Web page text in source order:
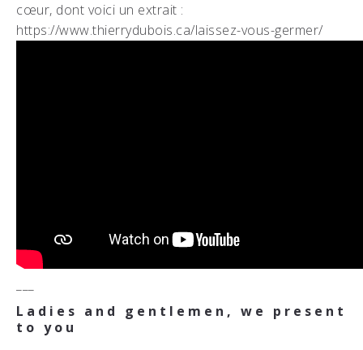
cœur, dont voici un extrait :
https://www.thierrydubois.ca/laissez-vous-germer/
Ladies and gentlemen, we present
to you